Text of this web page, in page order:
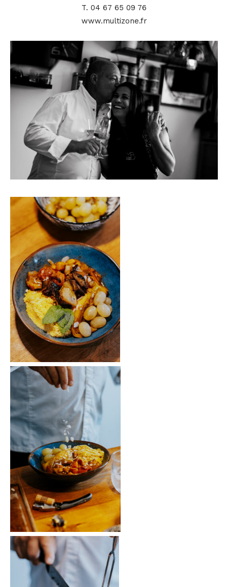
T. 04 67 65 09 76
www.multizone.fr